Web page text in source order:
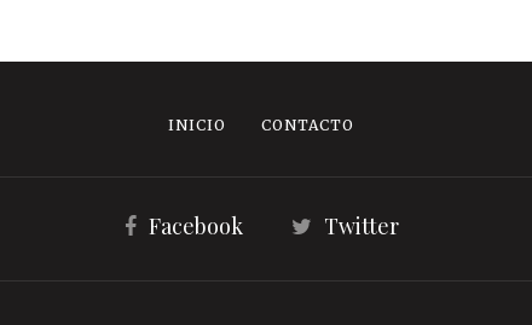
INICIO CONTACTO
Facebook Twitter